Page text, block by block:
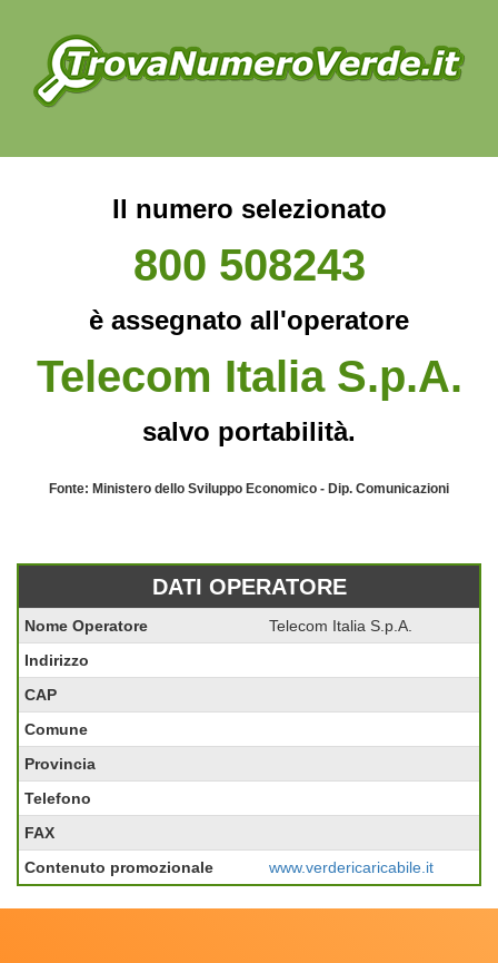
Il numero selezionato
800 508243
è assegnato all'operatore
Telecom Italia S.p.A.
salvo portabilità.
Fonte: Ministero dello Sviluppo Economico - Dip. Comunicazioni
DATI OPERATORE
Nome Operatore
Telecom Italia S.p.A.
Indirizzo
CAP
Comune
Provincia
Telefono
FAX
Contenuto promozionale
www.verdericaricabile.it